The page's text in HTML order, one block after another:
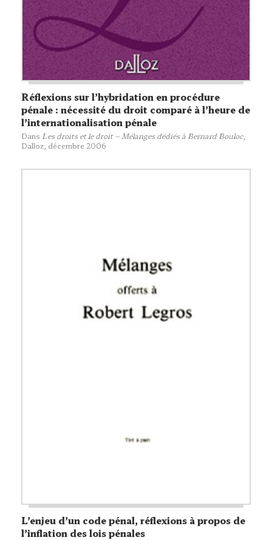
Réflexions sur l’hybridation en procédure
pénale : nécessité du droit comparé à l’heure de
l’internationalisation pénale
Dans Les droits et le droit – Mélanges dédiés à Bernard Bouloc,
Dalloz , décembre 2006
L’enjeu d’un code pénal, réflexions à propos de
l’inflation des lois pénales